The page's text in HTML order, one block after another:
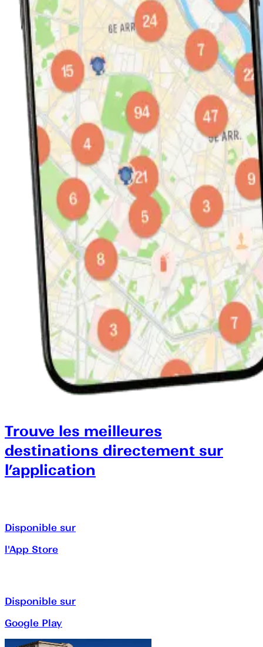
Trouve les meilleures
destinations directement sur
l’application
Disponible sur
l'App Store
Disponible sur
Google Play